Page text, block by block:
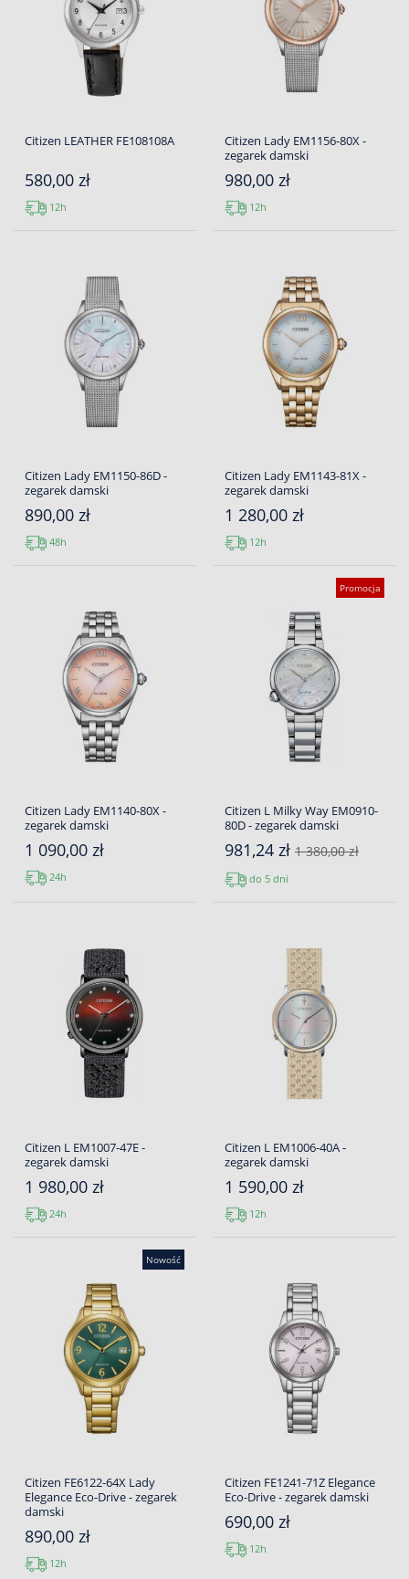
Citizen LEATHER FE108108A
580,00 zł
12h
Citizen Lady EM1156-80X -
zegarek damski
980,00 zł
12h
Citizen Lady EM1150-86D -
zegarek damski
890,00 zł
48h
Citizen Lady EM1143-81X -
zegarek damski
1 280,00 zł
12h
Citizen Lady EM1140-80X -
zegarek damski
1 090,00 zł
24h
Promocja
Citizen L Milky Way EM0910-
80D - zegarek damski
981,24 zł 1 380,00 zł
do 5 dni
Citizen L EM1007-47E -
zegarek damski
1 980,00 zł
24h
Citizen L EM1006-40A -
zegarek damski
1 590,00 zł
12h
Nowość
Citizen FE6122-64X Lady
Elegance Eco-Drive - zegarek
damski
890,00 zł
12h
Citizen FE1241-71Z Elegance
Eco-Drive - zegarek damski
690,00 zł
12h